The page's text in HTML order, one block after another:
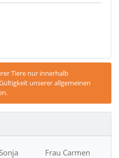
Tiere nur innerhalb
unserer allgemeinen
Frau Carmen